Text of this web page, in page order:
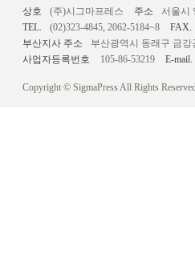
상호 (주)시그마프레스 주소
서울시
TEL.
(02)323-4845, 2062-5184~8
FAX.
부산지사 주소
부산광역시 동래구 금강
사업자등록번호
105-86-53219 E-mail.
Copyright © SigmaPress All Rights